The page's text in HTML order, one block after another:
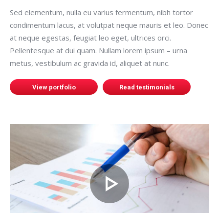
Sed elementum, nulla eu varius fermentum, nibh tortor
condimentum lacus, at volutpat neque mauris et leo. Donec
at neque egestas, feugiat leo eget, ultrices orci.
Pellentesque at dui quam. Nullam lorem ipsum – urna
metus, vestibulum ac gravida id, aliquet at nunc.
View portfolio Read testimonials